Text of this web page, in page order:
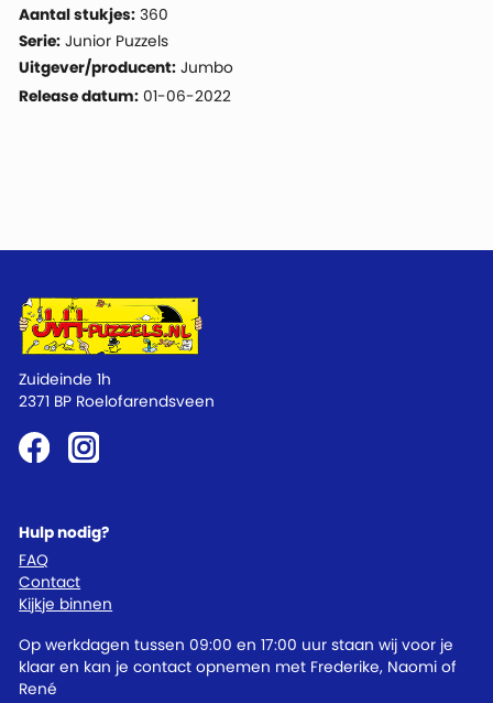
Aantal stukjes: 360
Serie: Junior Puzzels
Uitgever/producent: Jumbo
Release datum: 01-06-2022
Hulp nodig?
FAQ
Contact
Kijkje binnen
Op werkdagen tussen 09:00 en 17:00 uur staan wij voor je
klaar en kan je contact opnemen met Frederike, Naomi of
René
Zuideinde 1h
2371 BP Roelofarendsveen